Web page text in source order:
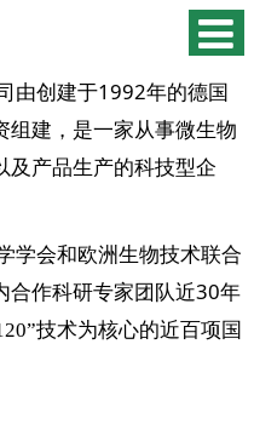
由创建于1992年的德国
组建，是一家从事微生物
及产品生产的科技型企
学会和欧洲生物技术联合
合作科研专家团队近30年
技术为核心的近百项国